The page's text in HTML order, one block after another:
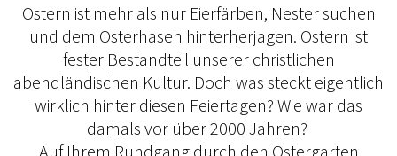
Ostern ist mehr als nur Eierfärben, Nester suchen
und dem Osterhasen hinterherjagen. Ostern ist
fester Bestandteil unserer christlichen
abendländischen Kultur. Doch was steckt eigentlich
wirklich hinter diesen Feiertagen? Wie war das
damals vor über 2000 Jahren?
Auf Ihrem Rundgang durch den Ostergarten